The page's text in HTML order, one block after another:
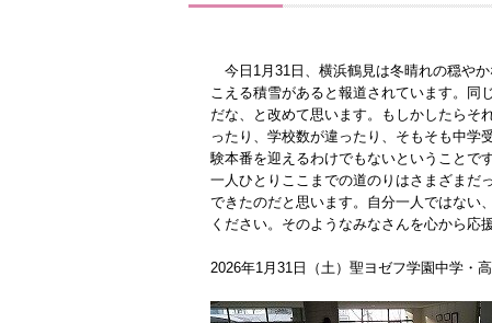
今日1月31日、横浜鶴見は冬晴れの穏や
こえる積雪があると報道されています。
だな、と改めて思います。もしかしたらそ
ったり、学校数が違ったり、そもそも中学
験本番を迎えるわけでもないということで
一人ひとりここまでの道のりはさまざまだ
できたのだと思います。自分一人ではない
ください。そのようなみなさんを心から応
2026年1月31日（土）聖ヨゼフ学園中学